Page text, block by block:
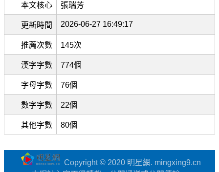
本文核心 張瑞芳
更新時間 2026-06-27 16:49:17
推薦次數 145次
漢字字數 774個
字母字數 76個
數字字數 22個
其他字數 80個
Copyright © 2020 明星網. mingxing9.cn